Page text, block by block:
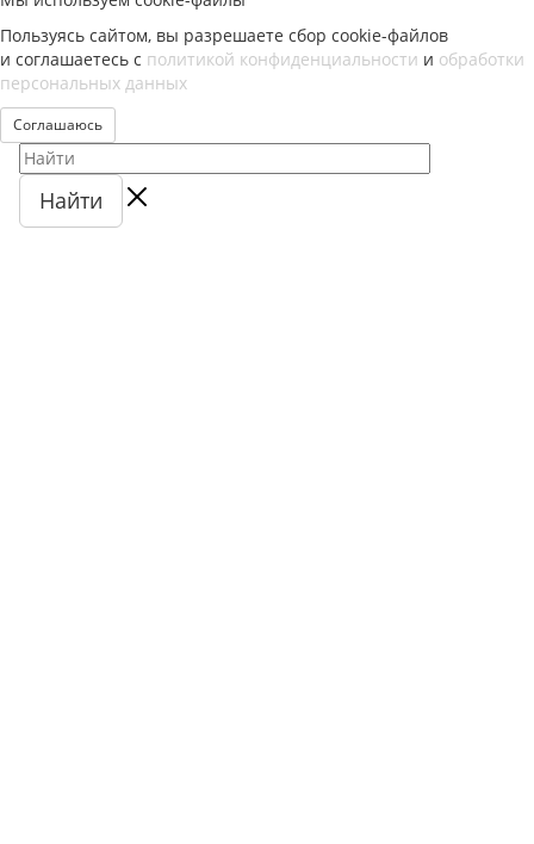
Пользуясь сайтом, вы разрешаете сбор cookie-файлов
и соглашаетесь с политикой конфиденциальности и обработки
персональных данных
Соглашаюсь
Найти